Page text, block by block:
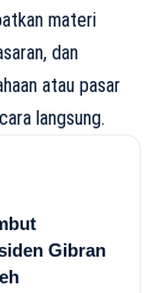
materi
dan
atau pasar
langsung.
Gibran